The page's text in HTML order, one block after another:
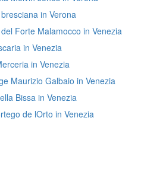
in Verona
Forte Malamocco in Venezia
in Venezia
in Venezia
Maurizio Galbaio in Venezia
Bissa in Venezia
de lOrto in Venezia